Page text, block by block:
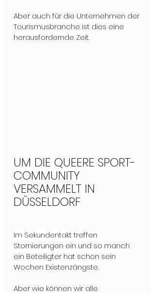
Aber auch für die Unternehmen der
Tourismusbranche ist dies eine
herausfordernde Zeit.
UM DIE QUEERE SPORT-
COMMUNITY
VERSAMMELT IN
DÜSSELDORF
Im Sekundentakt treffen
Stornierungen ein und so manch
ein Beteiligter hat schon sein
Wochen Existenzängste.
Aber wie können wir alle